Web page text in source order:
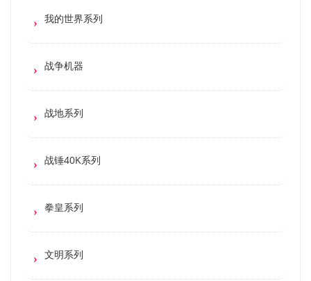
我的世界系列
战争机器
战地系列
战锤40K系列
拳皇系列
文明系列